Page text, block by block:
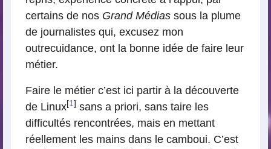
certains de nos Grand Médias sous la plume
de journalistes qui, excusez mon
outrecuidance, ont la bonne idée de faire leur
métier.
Faire le métier c’est ici partir à la découverte
de Linux[1] sans a priori, sans taire les
difficultés rencontrées, mais en mettant
réellement les mains dans le camboui. C’est